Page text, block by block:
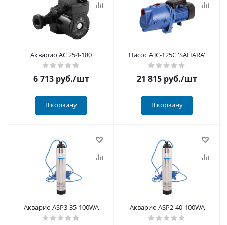
Акварио AC 254-180
6 713руб./шт
В корзину
Насос AJC-125C 'SAHARA'
21 815 руб./шт
В корзину
Акварио ASP3-35-100WA Акварио ASP2-40-100WA